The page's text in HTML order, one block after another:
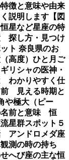
徴と意味や由来
説明します【図
星など星座の特
探し方・見つけ
ト 奈良県のお
高度）ひと月ご
リシャの医神・
わかりやすく仕
前 見える時期と
や極大（ピー
名前と意味 恒
星群スポット５
アンドロメダ座
測の時の持ち
へび座の主な恒